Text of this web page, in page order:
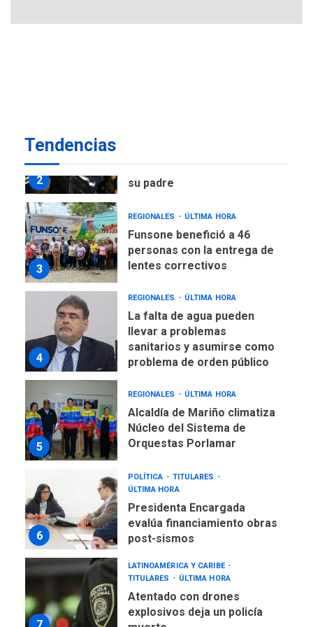
Tendencias
2
su padre
3
REGIONALES ÚLTIMA HORA
Funsone benefició a 46
personas con la entrega de
lentes correctivos
4
REGIONALES ÚLTIMA HORA
La falta de agua pueden
llevar a problemas
sanitarios y asumirse como
problema de orden público
5
REGIONALES ÚLTIMA HORA
Alcaldía de Mariño climatiza
Núcleo del Sistema de
Orquestas Porlamar
6
POLÍTICA
TITULARES
ÚLTIMA HORA
Presidenta Encargada
evalúa financiamiento obras
post-sismos
LATINOAMÉRICA Y CARIBE
TITULARES
ÚLTIMA HORA
Atentado con drones
explosivos deja un policía